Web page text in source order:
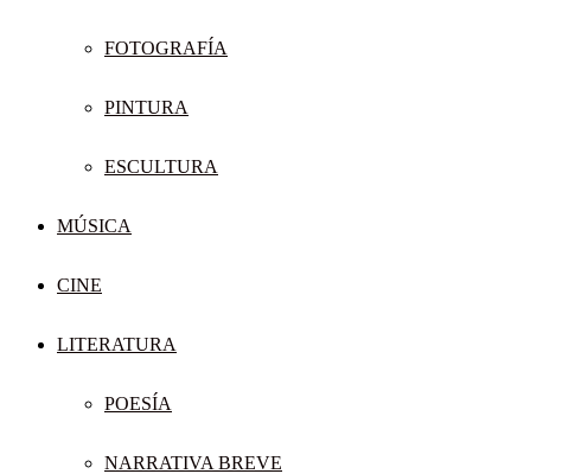
FOTOGRAFÍA
PINTURA
ESCULTURA
MÚSICA
CINE
LITERATURA
POESÍA
NARRATIVA BREVE